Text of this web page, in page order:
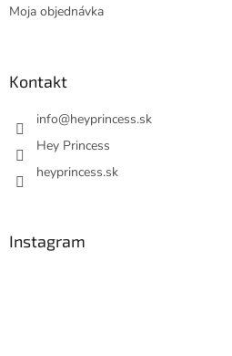
Moja objednávka
Kontakt
info@heyprincess.sk
Hey Princess
heyprincess.sk
Instagram